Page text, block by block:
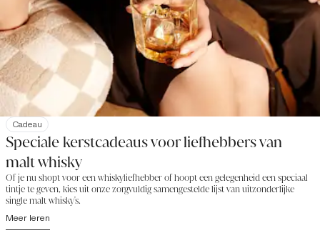
Cadeau
Speciale kerstcadeaus voor liefhebbers van
malt whisky
Of je nu shopt voor een whiskyliefhebber of hoopt een gelegenheid een speciaal
tintje te geven, kies uit onze zorgvuldig samengestelde lijst van uitzonderlijke
single malt whisky's.
Meer leren